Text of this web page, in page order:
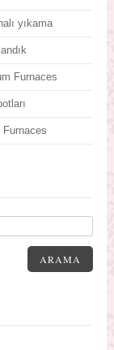
yıkama
Furnaces
ARAMA